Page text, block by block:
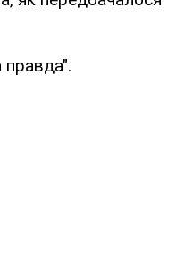
правда".